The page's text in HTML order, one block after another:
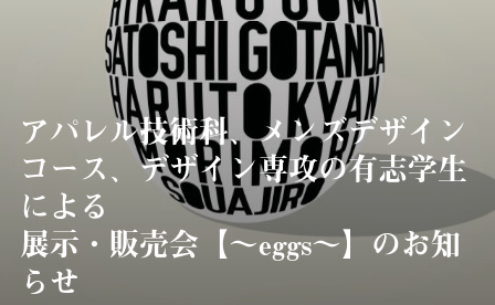
アパレル技術科、メンズデザイン
コース、デザイン専攻の有志学生
による
展示・販売会【〜eggs〜】のお知
らせ